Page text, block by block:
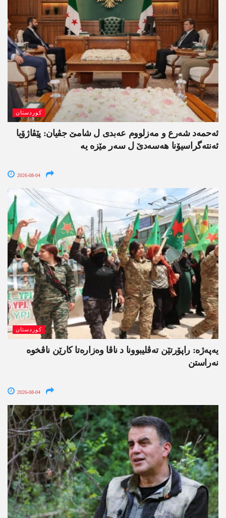
کوردستان
ئەحمەد شەرع و مەزلووم عەبدی ل شامێ جڤیان: پێڤاژۆیا
ئەنتەگراسیۆنا ھەسەدێ ل سەر مێزە یە
2026-08-04
کوردستان
یەپەژە: راپۆرتێن تەڤلیبوونا د ناڤا وەزارەتا کارێن ناڤخوە
نەراستن
2026-08-04